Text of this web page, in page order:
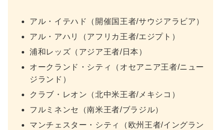
アル・イテハド（開催国王者/サウジアラビア）
アル・アハリ（アフリカ王者/エジプト）
浦和レッズ（アジア王者/日本）
オークランド・シティ（オセアニア王者/ニュー
ジランド）
クラブ・レオン（北中米王者/メキシコ）
フルミネンセ（南米王者/ブラジル）
マンチェスター・シティ（欧州王者/イングラン